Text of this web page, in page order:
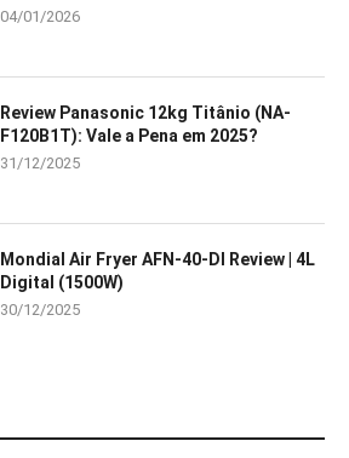
04/01/2026
Review Panasonic 12kg Titânio (NA-
F120B1T): Vale a Pena em 2025?
31/12/2025
Mondial Air Fryer AFN-40-DI Review | 4L
Digital (1500W)
30/12/2025